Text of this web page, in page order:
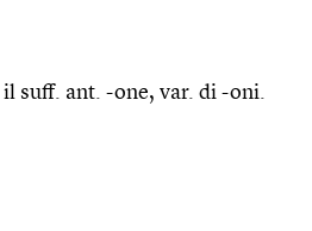
suff. ant. -one, var. di -oni.